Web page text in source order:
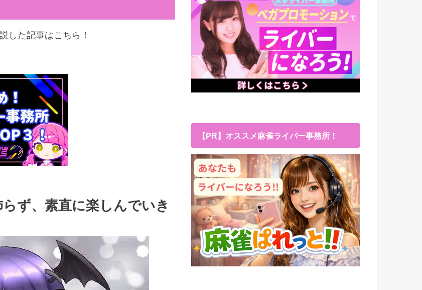
した記事はこちら！
ず、素直に楽しんでいき
【PR】オススメ麻雀ライバー事務所！